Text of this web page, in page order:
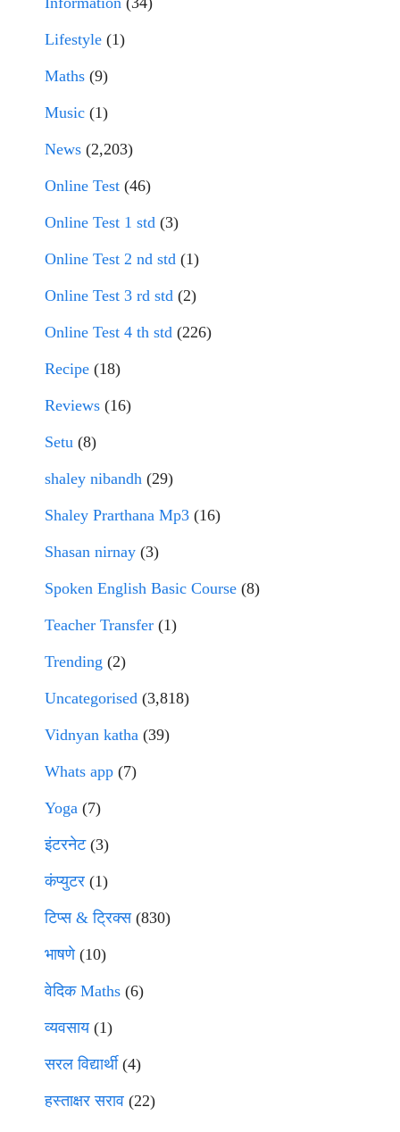
Lifestyle (1)
Maths (9)
Music (1)
News (2,203)
Online Test (46)
Online Test 1 std (3)
Online Test 2 nd std (1)
Online Test 3 rd std (2)
Online Test 4 th std (226)
Recipe (18)
Reviews (16)
Setu (8)
shaley nibandh (29)
Shaley Prarthana Mp3 (16)
Shasan nirnay (3)
Spoken English Basic Course (8)
Teacher Transfer (1)
Trending (2)
Uncategorised (3,818)
Vidnyan katha (39)
Whats app (7)
Yoga (7)
इंटरनेट(3)
कंप्युटर (1)
टिप्स & ट्रिक्स(830)
भाषणे(10)
वेदिक Maths (6)
व्यवसाय(1)
सरल विद्यार्थी(4)
हस्ताक्षर सराव (22)